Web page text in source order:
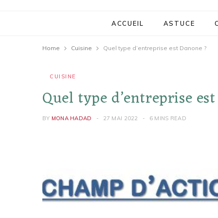
ACCUEIL ASTUCE
Home Cuisine Quel type d’entreprise est Danone ?
CUISINE
Quel type d’entreprise
BY MONA HADAD 27 MAI 2022 6 MINS READ